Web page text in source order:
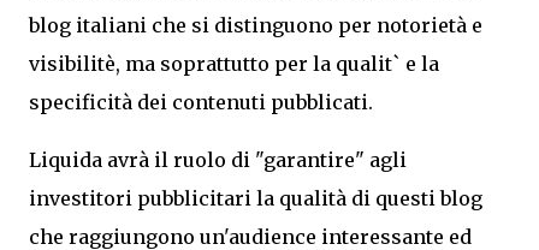
blog italiani che si distinguono per notorietà e
visibilitè, ma soprattutto per la qualit` e la
specificità dei contenuti pubblicati.
Liquida avrà il ruolo di "garantire" agli
investitori pubblicitari la qualità di questi blog
che raggiungono un'audience interessante ed